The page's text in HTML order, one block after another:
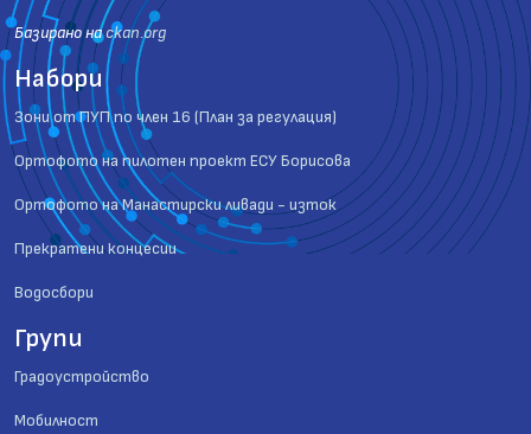
Базиранo наckan.org
Набори
Зони от ПУП по член 16 (План за регулация)
Ортофото на пилотен проект ЕСУ Борисова
Ортофото на Манастирски ливади - изток
Прекратени концесии
Водосбори
Групи
Градоустройство
Мобилност